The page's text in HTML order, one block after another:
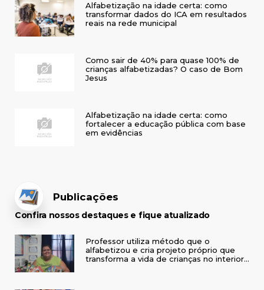
Alfabetização na idade certa: como
transformar dados do ICA em resultados
reais na rede municipal
Como sair de 40% para quase 100% de
crianças alfabetizadas? O caso de Bom
Jesus
Alfabetização na idade certa: como
fortalecer a educação pública com base
em evidências
Publicações
Confira nossos destaques e fique atualizado
Professor utiliza método que o
alfabetizou e cria projeto próprio que
transforma a vida de crianças no interior